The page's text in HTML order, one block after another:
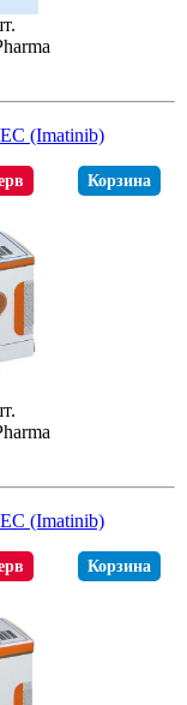
(Imatinib)
Корзина
(Imatinib)
Корзина